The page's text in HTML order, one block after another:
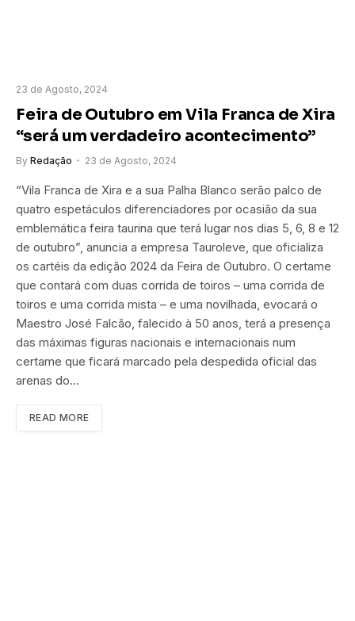
23 de Agosto, 2024
Feira de Outubro em Vila Franca de Xira
“será um verdadeiro acontecimento”
By Redação 23 de Agosto, 2024
“Vila Franca de Xira e a sua Palha Blanco serão palco de
quatro espetáculos diferenciadores por ocasião da sua
emblemática feira taurina que terá lugar nos dias 5, 6, 8 e 12
de outubro”, anuncia a empresa Tauroleve, que oficializa
os cartéis da edição 2024 da Feira de Outubro. O certame
que contará com duas corrida de toiros – uma corrida de
toiros e uma corrida mista – e uma novilhada, evocará o
Maestro José Falcão, falecido à 50 anos, terá a presença
das máximas figuras nacionais e internacionais num
certame que ficará marcado pela despedida oficial das
arenas do…
READ MORE